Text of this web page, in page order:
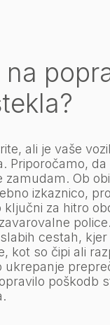
ali je vaše
Priporočamo,
Ob
izkaznico,
za hitro
cestah,
kot so čipi ali
poškodb